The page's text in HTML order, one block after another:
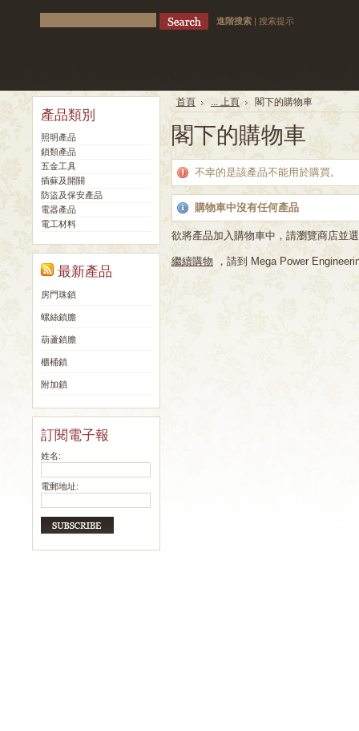
進階搜索 | 搜索提示
產品類別
照明產品
鎖類產品
五金工具
插蘇及開關
防盜及保安產品
電器產品
電工材料
最新產品
房門珠鎖
螺絲鎖膽
葫蘆鎖膽
櫃桶鎖
附加鎖
訂閱電子報
姓名:
電郵地址:
首頁 ... 上頁 閣下的購物車
閣下的購物車
不幸的是該產品不能用於購買。
購物車中沒有任何產品
欲將產品加入購物車中，請瀏覽商店並
繼續購物 ，請到 Mega Power